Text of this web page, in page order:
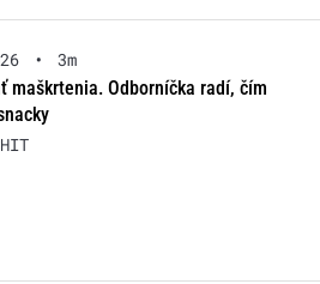
•
3m
maškrtenia. Odborníčka radí, čím